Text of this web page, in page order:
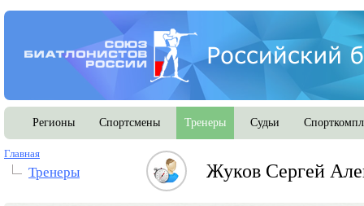
Регионы Спортсмены Тренеры Судьи
Главная
Тренеры Жуков Сергей